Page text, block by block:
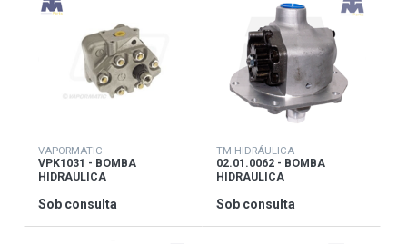
VAPORMATIC
VPK1031 - BOMBA
HIDRAULICA
Sob consulta
TM HIDRÁULICA
02.01.0062 - BOMBA
HIDRAULICA
Sob consulta